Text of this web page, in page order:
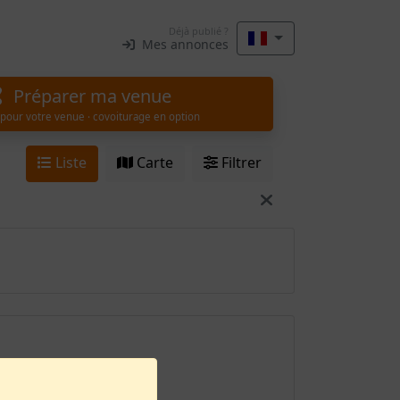
Déjà publié ?
Mes annonces
Préparer ma venue
votre venue · covoiturage en option
Liste Carte
Filtrer